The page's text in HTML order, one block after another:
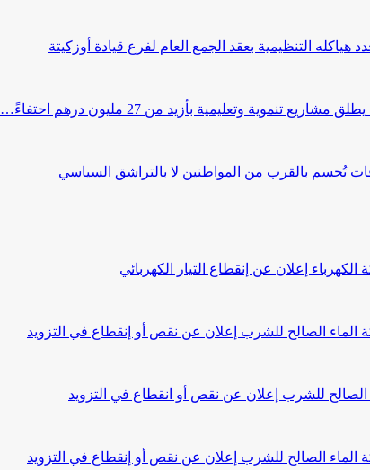
هياكله التنظيمية بعقد الجمع العام لفرع قيادة أوزكيتة
تنموية وتعليمية بأزيد من 27 مليون درهم احتفاءً…
تُحسم بالقرب من المواطنين لا بالتراشق السياسي
إعلان عن إنقطاع التيار الكهربائي
الصالح للشرب إعلان عن نقص أو إنقطاع في التزويد
للشرب إعلان عن نقص أو انقطاع في التزويد
الصالح للشرب إعلان عن نقص أو إنقطاع في التزويد